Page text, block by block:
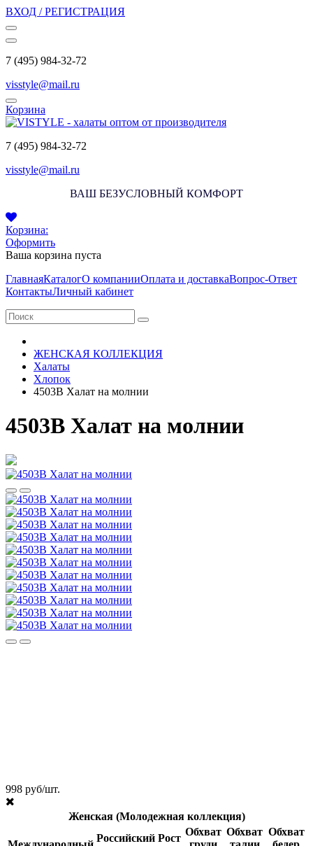
ВХОД / РЕГИСТРАЦИЯ
7 (495) 984-32-72
visstyle@mail.ru
Корзина
7 (495) 984-32-72
visstyle@mail.ru
ВАШ БЕЗУСЛОВНЫЙ КОМФОРТ
Корзина:
Оформить
Ваша корзина пуста
ГлавнаяКаталогО компанииОплата и доставкаВопрос-Ответ
КонтактыЛичный кабинет
ЖЕНСКАЯ КОЛЛЕКЦИЯ
Халаты
Хлопок
4503В Халат на молнии
4503В Халат на молнии
998 руб/шт.
Женская (Молодежная коллекция)
Российский Рост
Обхват Обхват Обхват